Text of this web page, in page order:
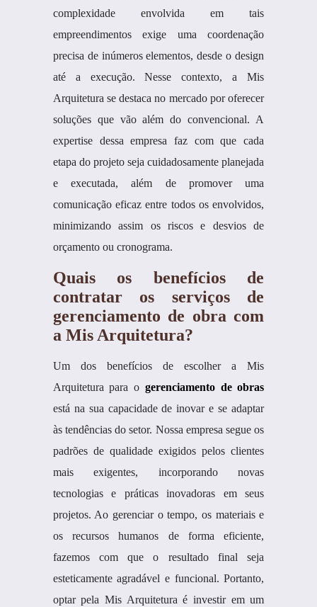
complexidade envolvida em tais
empreendimentos exige uma coordenação
precisa de inúmeros elementos, desde o design
até a execução. Nesse contexto, a Mis
Arquitetura se destaca no mercado por oferecer
soluções que vão além do convencional. A
expertise dessa empresa faz com que cada
etapa do projeto seja cuidadosamente planejada
e executada, além de promover uma
comunicação eficaz entre todos os envolvidos,
minimizando assim os riscos e desvios de
orçamento ou cronograma.
Quais os benefícios de
contratar os serviços de
gerenciamento de obra com
a Mis Arquitetura?
Um dos benefícios de escolher a Mis
Arquitetura para o gerenciamento de obras
está na sua capacidade de inovar e se adaptar
às tendências do setor. Nossa empresa segue os
padrões de qualidade exigidos pelos clientes
mais exigentes, incorporando novas
tecnologias e práticas inovadoras em seus
projetos. Ao gerenciar o tempo, os materiais e
os recursos humanos de forma eficiente,
fazemos com que o resultado final seja
esteticamente agradável e funcional. Portanto,
optar pela Mis Arquitetura é investir em um